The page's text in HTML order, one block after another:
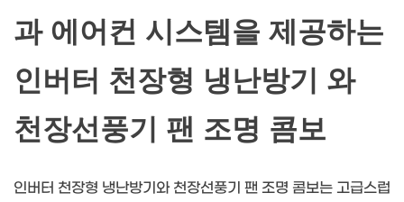
과 에어컨 시스템을 제공하는
인버터 천장형 냉난방기 와
천장선풍기 팬 조명 콤보
인버터 천장형 냉난방기와 천장선풍기 팬 조명 콤보는 고급스럽